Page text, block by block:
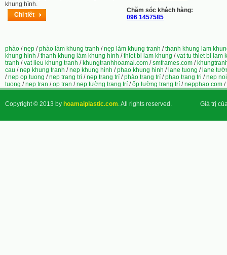
khung hình.
Chi tiết
Chăm sóc khách hàng:
096 1457585
phào /nẹp /phào làm khung tranh /nẹp làm khung tranh /thanh khung lam
khung hinh /thanh khung làm khung hình /thiet bi lam khung /vat tu thiet bi lam
tranh /vat lieu khung tranh / khungtranhhoamai.com /smframes.com /
cau /nep khung tranh /nep khung hinh /phao khung hinh / lane tuong / lane
/nep op tuong /nep trang tri /nẹp trang trí /phào trang trí /phao trang tri /nep
tuong /nep tran /op tran /nẹp tường trang trí /ốp tường trang trí /nepphao.com /
Giá trị
Copyright © 2013 by hoamaiplastic.com. All rights reserved.